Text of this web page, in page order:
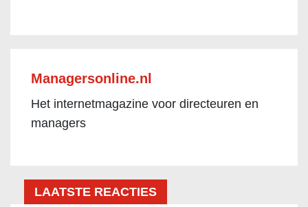
Managersonline.nl
Het internetmagazine voor directeuren en
managers
LAATSTE REACTIES